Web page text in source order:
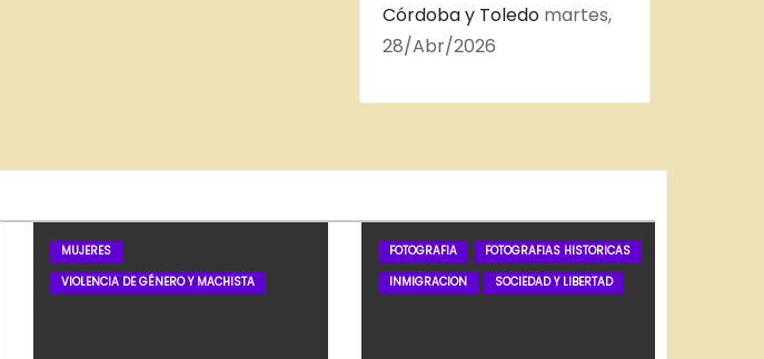
Córdoba y Toledo martes,
28/Abr/2026
MUJERES
VIOLENCIA DE GÉNERO Y MACHISTA
FOTOGRAFIA
FOTOGRAFIAS HISTORICAS
INMIGRACION
SOCIEDAD Y LIBERTAD